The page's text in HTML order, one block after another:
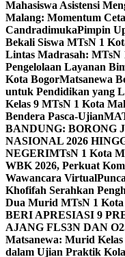
Mahasiswa Asistensi
Malang: Momentum
CandradimukaPimpin
Bekali Siswa MTsN 1
Lintas Madrasah: MTsN
Pengelolaan Layanan
Kota BogorMatsanewa
untuk Pendidikan yang
Kelas 9 MTsN 1 Kota
Bendera Pasca-Ujian
BANDUNG: BORONG
NASIONAL 2026
NEGERIMTsN 1 Kota
WBK 2026, Perkuat
Wawancara Virtual
Khofifah Serahkan
Dua Murid MTsN 1
BERI APRESIASI 9
AJANG FLS3N DAN
Matsanewa: Murid
dalam Ujian Praktik